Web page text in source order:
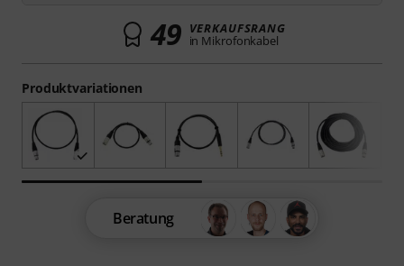
Produktvariationen
49 VERKAUFSRANG
in Mikrofonkabel
Beratung